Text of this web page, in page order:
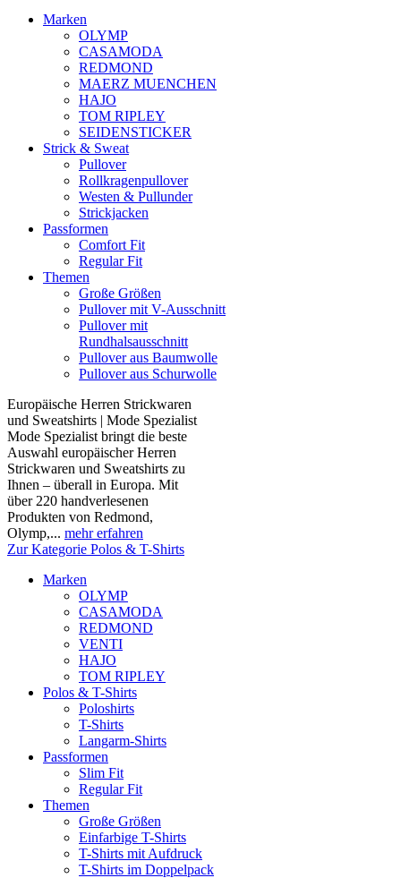
Marken
OLYMP
CASAMODA
REDMOND
MAERZ MUENCHEN
HAJO
TOM RIPLEY
SEIDENSTICKER
Strick & Sweat
Pullover
Rollkragenpullover
Westen & Pullunder
Strickjacken
Passformen
Comfort Fit
Regular Fit
Themen
Große Größen
Pullover mit V-Ausschnitt
Pullover mit
Rundhalsausschnitt
Pullover aus Baumwolle
Pullover aus Schurwolle
Europäische Herren Strickwaren
und Sweatshirts | Mode Spezialist
Mode Spezialist bringt die beste
Auswahl europäischer Herren
Strickwaren und Sweatshirts zu
Ihnen – überall in Europa. Mit
über 220 handverlesenen
Produkten von Redmond,
Olymp,... mehr erfahren
Zur Kategorie Polos & T-Shirts
Marken
OLYMP
CASAMODA
REDMOND
VENTI
HAJO
TOM RIPLEY
Polos & T-Shirts
Poloshirts
T-Shirts
Langarm-Shirts
Passformen
Slim Fit
Regular Fit
Themen
Große Größen
Einfarbige T-Shirts
T-Shirts mit Aufdruck
T-Shirts im Doppelpack